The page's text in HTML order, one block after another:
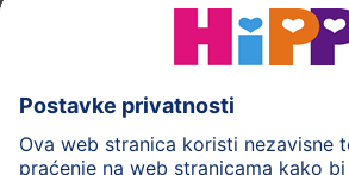
HiPP njega
Terapeutska dijeta
Zaštita podataka i upute za
Uvjeti korištenja
Impressum